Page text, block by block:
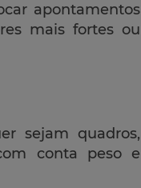
apontamentos
mais fortes ou
sejam quadros,
conta peso e